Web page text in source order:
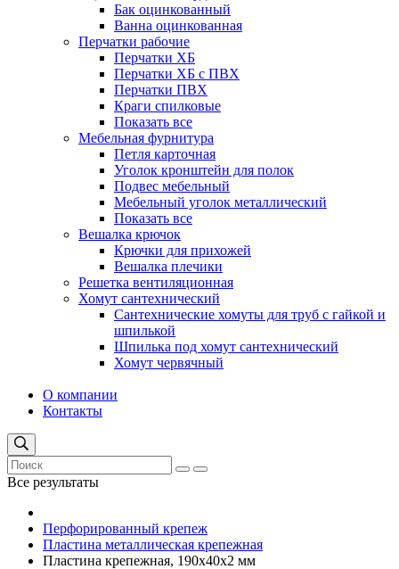
Бак оцинкованный
Ванна оцинкованная
Перчатки рабочие
Перчатки ХБ
Перчатки ХБ с ПВХ
Перчатки ПВХ
Краги спилковые
Показать все
Мебельная фурнитура
Петля карточная
Уголок кронштейн для полок
Подвес мебельный
Мебельный уголок металлический
Показать все
Вешалка крючок
Крючки для прихожей
Вешалка плечики
Решетка вентиляционная
Хомут сантехнический
Сантехнические хомуты для труб с гайкой и
шпилькой
Шпилька под хомут сантехнический
Хомут червячный
О компании
Контакты
Все результаты
Перфорированный крепеж
Пластина металлическая крепежная
Пластина крепежная, 190х40х2 мм